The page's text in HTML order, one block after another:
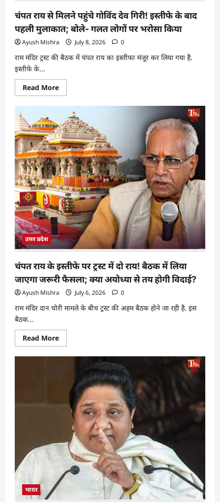
चंपत राय से मिलने पहुंचे गोविंद देव गिरी! इस्तीफे के बाद
पहली मुलाकात; बोले- गलत लोगों पर भरोसा किया
Ayush Mishra July 8, 2026 0
राम मंदिर ट्रस्ट की बैठक में चंपत राय का इस्तीफा मंजूर कर लिया गया है.
इस्तीफे के...
Read More
उत्तर प्रदेश
चंपत राय के इस्तीफे पर ट्रस्ट में दो राय! बैठक में लिया
जाएगा जरूरी फैसला; क्या अयोध्या से तय होगी विदाई?
Ayush Mishra July 6, 2026 0
राम मंदिर दान चोरी मामले के बीच ट्रस्ट की अहम बैठक होने जा रही है. इस
बैठक...
Read More
भारत